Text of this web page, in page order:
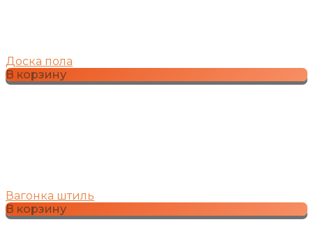
Доска пола
В корзину
Вагонка штиль
В корзину